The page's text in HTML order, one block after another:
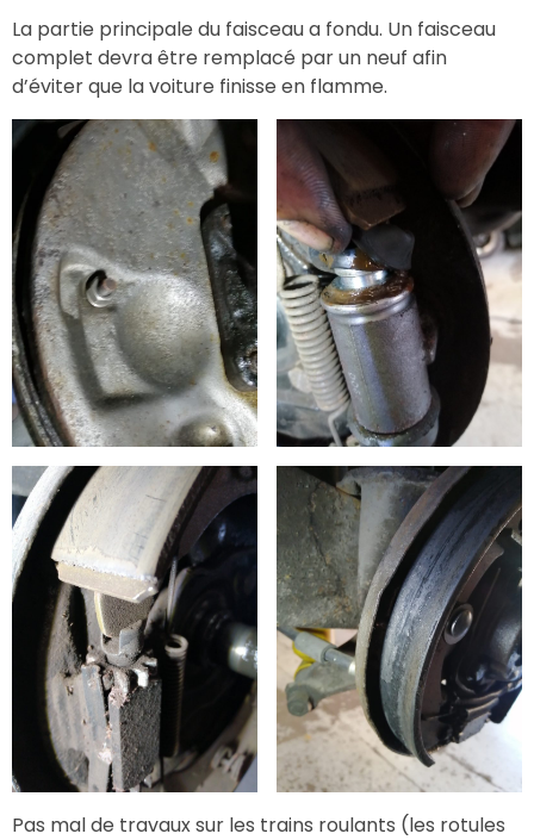
La partie principale du faisceau a fondu. Un faisceau
complet devra être remplacé par un neuf afin
d’éviter que la voiture finisse en flamme.
Pas mal de travaux sur les trains roulants (les rotules